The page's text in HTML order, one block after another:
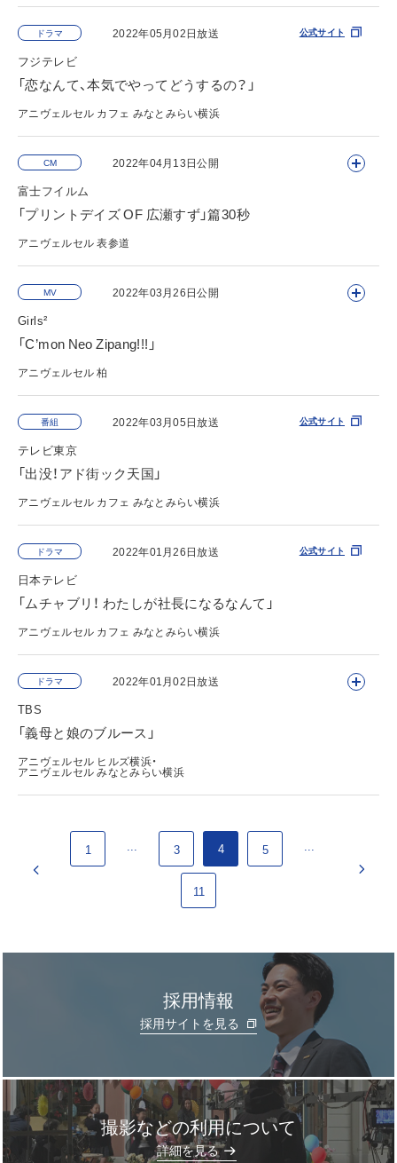
公式サイト
公式サイト
公式サイト
ドラマ 2022年05月02日放送
フジテレビ
「恋なんて、本気でやってどうするの？」
アニヴェルセル カフェ みなとみらい横浜
公式サイト
CM 2022年04月13日公開
富士フイルム
「プリントデイズ OF 広瀬すず」篇30秒
アニヴェルセル 表参道
公式サイト
MV 2022年03月26日公開
Girls²
「C’mon Neo Zipang!!!」
アニヴェルセル 柏
公式サイト
番組 2022年03月05日放送
テレビ東京
「出没！アド街ック天国」
アニヴェルセル カフェ みなとみらい横浜
公式サイト
ドラマ 2022年01月26日放送
日本テレビ
「ムチャブリ！ わたしが社長になるなんて」
アニヴェルセル カフェ みなとみらい横浜
公式サイト
ドラマ 2022年01月02日放送
TBS
「義母と娘のブルース」
アニヴェルセル ヒルズ横浜・
アニヴェルセル みなとみらい横浜
1 ... 3 4 5 ...
11
採用情報
採用サイトを見る
撮影などの利用について
詳細を見る